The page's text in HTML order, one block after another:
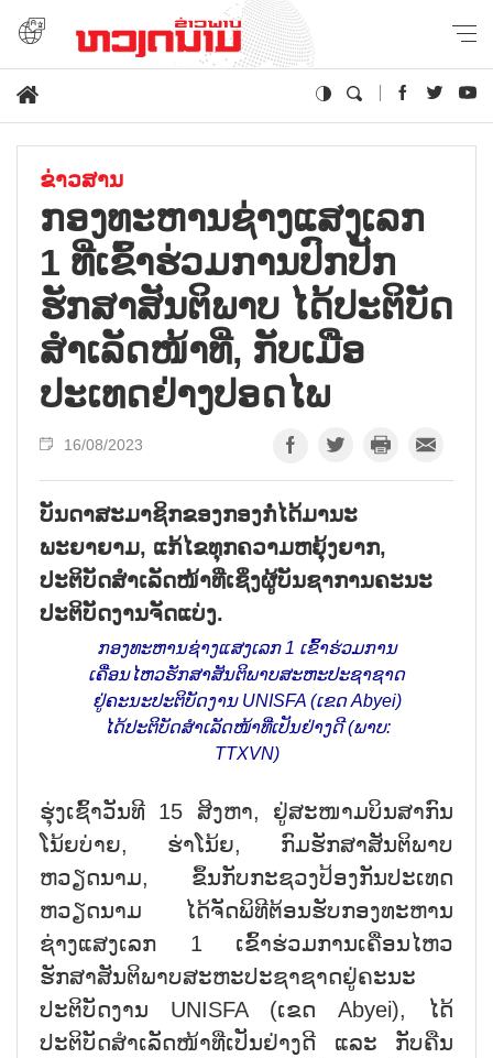
ຂ່າວສານ
ກອງທະຫານຊ່າງແສງເລກ
1 ທີ່ເຂົ້າຮ່ວມການປົກປັກ
ຮັກສາສັນຕິພາບ ໄດ້ປະຕິບັດ
ສຳເລັດໜ້າທີ່, ກັບເມືອ
ປະເທດຢ່າງປອດໄພ
16/08/2023
ບັນດາສະມາຊິກຂອງກອງກໍ່ໄດ້ມານະ
ພະຍາຍາມ, ແກ້ໄຂທຸກຄວາມຫຍຸ້ງຍາກ,
ປະຕິບັດສຳເລັດໜ້າທີ່ເຊິ່ງຜູ້ບັນຊາການຄະນະ
ປະຕິບັດງານຈັດແບ່ງ.
ກອງທະຫານຊ່າງແສງເລກ 1 ເຂົ້າຮ່ວມການ
ເຄື່ອນໄຫວຮັກສາສັນຕິພາບສະຫະປະຊາຊາດ
ຢູ່ຄະນະປະຕິບັດງານ UNISFA (ເຂດ Abyei)
ໄດ້ປະຕິບັດສຳເລັດໜ້າທີ່ເປັນຢ່າງດີ (ພາບ:
TTXVN)
ຮຸ່ງເຊົ້າວັນທີ 15 ສິງຫາ, ຢູ່ສະໜາມບິນສາກົນ
ໂນ້ຍບ່າຍ, ຮ່າໂນ້ຍ, ກົມຮັກສາສັນຕິພາບ
ຫວຽດນາມ, ຂຶ້ນກັບກະຊວງປ້ອງກັນປະເທດ
ຫວຽດນາມ ໄດ້ຈັດພິທີຕ້ອນຮັບກອງທະຫານ
ຊ່າງແສງເລກ 1 ເຂົ້າຮ່ວມການເຄື່ອນໄຫວ
ຮັກສາສັນຕິພາບສະຫະປະຊາຊາດຢູ່ຄະນະ
ປະຕິບັດງານ UNISFA (ເຂດ Abyei), ໄດ້
ປະຕິບັດສຳເລັດໜ້າທີ່ເປັນຢ່າງດີ ແລະ ກັບຄືນ